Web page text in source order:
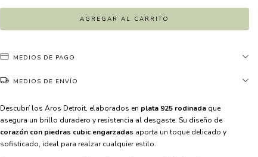
MEDIOS DE PAGO
MEDIOS DE ENVÍO
Descubrí los Aros Detroit, elaborados en plata 925 rodinada que
asegura un brillo duradero y resistencia al desgaste. Su diseño de
corazón con piedras cubic engarzadas aporta un toque delicado y
sofisticado, ideal para realzar cualquier estilo.